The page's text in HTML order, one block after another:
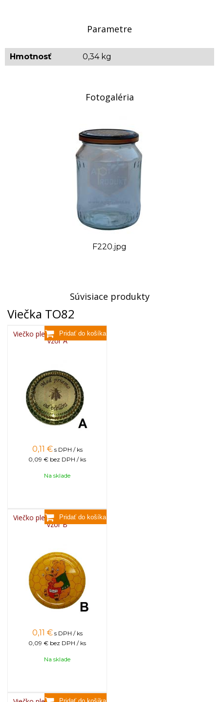
zdarma do 100km, nad 100km je cena dopravy
Rozmery (výška x priemer): 13 x 9 cm
Orientačná hmotnosť: 0,340 kg
Pri menšom odbere ako je paleta sa poštovné účtuje
Parametre
Hmotnosť 0,34 kg
Fotogaléria
F220.jpg
Súvisiace produkty
Viečka TO82
Viečko plechové TWIST 82 -
vzor A
0,11 € s DPH / ks
0,09 € bez DPH / ks
Na sklade
Viečko plechové TWIST 82 -
vzor B
0,11 € s DPH / ks
0,09 € bez DPH / ks
Na sklade